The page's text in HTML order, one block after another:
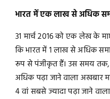
भारत में एक लाख से अधिक
31 मार्च 2016 को एक लेख के
कि भारत में 1 लाख से अधिक
रूप से पंजीकृत हैं। उस समय
अधिक पढ़ा जाने वाला अखबार
4 वां सबसे ज्यादा पढ़ा जाने